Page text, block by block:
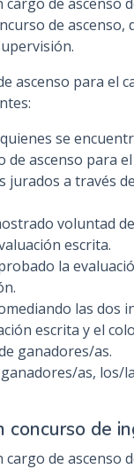
de
ascenso para el
se
ascenso para
a través
voluntad
escrita.
la
las dos
escrita y el
ganadores/as.
as, los/
concurso de
de ascenso